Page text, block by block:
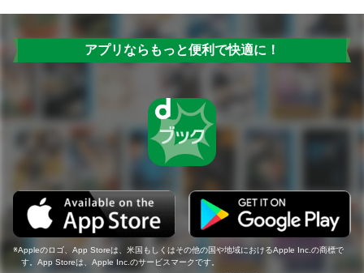
アプリならもっと便利で快適に！
Appleのロゴ、App Storeは、米国もしくはその他の国や地域におけるApple Inc.の商標で
す。App Storeは、Apple Inc.のサービスマークです。